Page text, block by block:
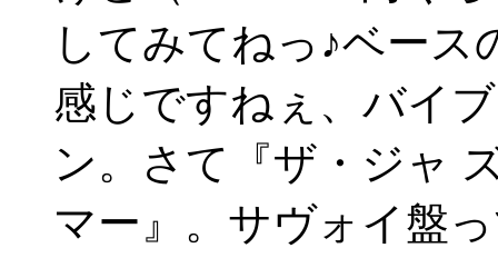
してみてねっ♪ベー
感じですねぇ、バイ
ン。さて『ザ・ジャ
マー』。サヴォイ盤